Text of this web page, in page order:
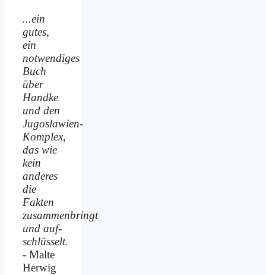
...ein
gutes,
ein
notwendiges
Buch
über
Handke
und den
Jugoslawien-
Komplex,
das wie
kein
anderes
die
Fakten
zusammenbringt
und auf­
schlüsselt.
- Malte
Herwig